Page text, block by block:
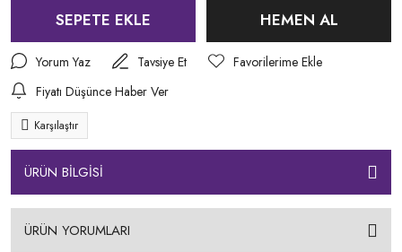
SEPETE EKLE HEMEN AL
Yorum Yaz
Tavsiye Et
Fiyatı Düşünce Haber Ver
Karşılaştır
ÜRÜN BİLGİSİ
ÜRÜN YORUMLARI